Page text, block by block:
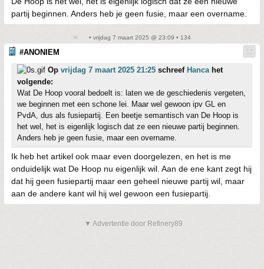
partij beginnen. Anders heb je geen fusie, maar een overname.
• vrijdag 7 maart 2025 @ 23:09 • 134
#ANONIEM
Op vrijdag 7 maart 2025 21:25 schreef Hancahet
volgende:
Wat De Hoop vooral bedoelt is: laten we de geschiedenis vergeten,
we beginnen met een schone lei. Maar wel gewoon ipv GL en
PvdA, dus als fusiepartij. Een beetje semantisch van De Hoop is
het wel, het is eigenlijk logisch dat ze een nieuwe partij beginnen.
Anders heb je geen fusie, maar een overname.
Ik heb het artikel ook maar even doorgelezen, en het is me
onduidelijk wat De Hoop nu eigenlijk wil. Aan de ene kant zegt hij
dat hij geen fusiepartij maar een geheel nieuwe partij wil, maar
aan de andere kant wil hij wel gewoon een fusiepartij.
▼ Advertentie door Refinery89